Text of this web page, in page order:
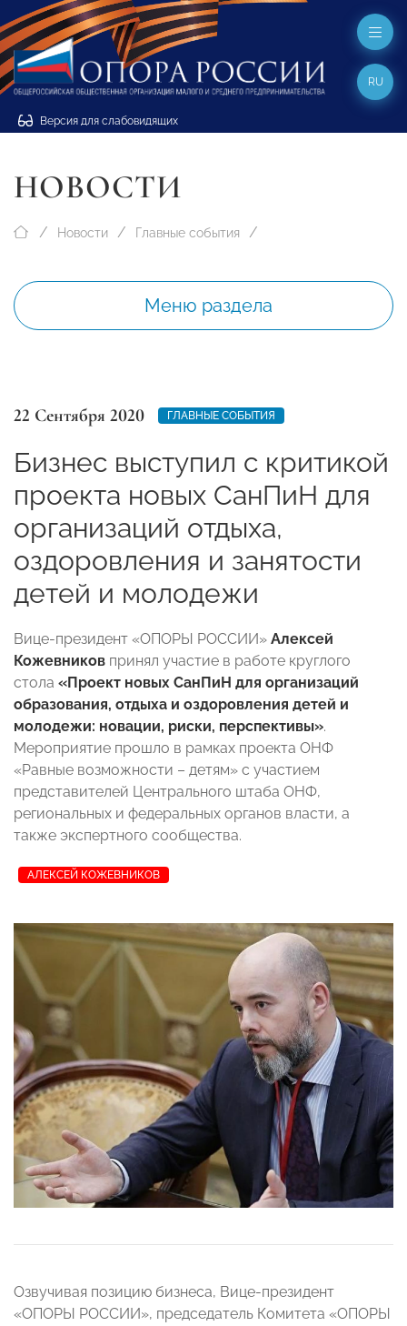
Версия для слабовидящих
RU
НОВОСТИ
Новости Главные события
Меню раздела
22 Сентября 2020 ГЛАВНЫЕ СОБЫТИЯ
Бизнес выступил с критикой
проекта новых СанПиН для
организаций отдыха,
оздоровления и занятости
детей и молодежи
Вице-президент «ОПОРЫ РОССИИ» Алексей
Кожевников принял участие в работе круглого
стола «Проект новых СанПиН для организаций
образования, отдыха и оздоровления детей и
молодежи: новации, риски, перспективы».
Мероприятие прошло в рамках проекта ОНФ
«Равные возможности – детям» с участием
представителей Центрального штаба ОНФ,
региональных и федеральных органов власти, а
также экспертного сообщества.
АЛЕКСЕЙ КОЖЕВНИКОВ
Озвучивая позицию бизнеса, Вице-президент
«ОПОРЫ РОССИИ», председатель Комитета «ОПОРЫ